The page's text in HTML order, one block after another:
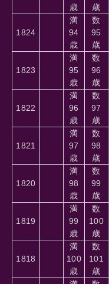
歳
歳
1824
満
94
歳
数
95
歳
1823
満
95
歳
数
96
歳
1822
満
96
歳
数
97
歳
1821
満
97
歳
数
98
歳
1820
満
98
歳
数
99
歳
1819
満
99
歳
数
100
歳
1818
満
100
歳
数
101
歳